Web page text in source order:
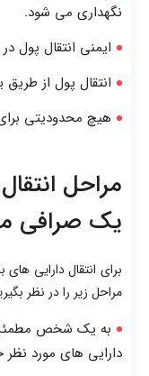
نگهداری می شود.
ایمنی انتقال پول
انتقال پول از
هیچ محدودیتی
مراحل
یک صرافی
برای انتقال دارایی
مراحل زیر را در نظر
به یک شخص مطمئن
دارایی های مورد نظر